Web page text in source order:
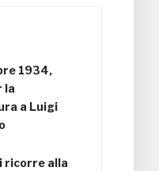
1934,
la
a Luigi
ricorre alla